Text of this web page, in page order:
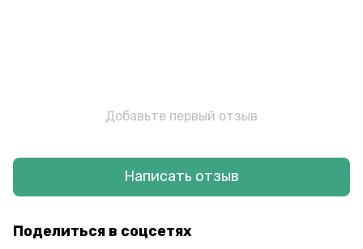
Добавьте первый отзыв
Написать отзыв
Поделиться в соцсетях